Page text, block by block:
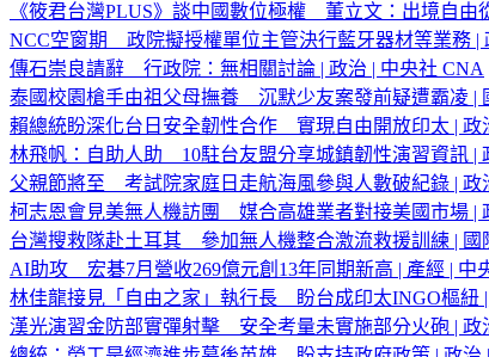
《筱君台灣PLUS》談中國數位極權 董立文：出境自
NCC空窗期 政院擬授權單位主管決行藍牙器材等業務 |
傳石崇良請辭 行政院：無相關討論 | 政治 | 中央社 CNA
泰國校園槍手由祖父母撫養 沉默少友案發前疑遭霸凌 |
賴總統盼深化台日安全韌性合作 實現自由開放印太 | 政
林飛帆：自助人助 10駐台友盟分享城鎮韌性演習資訊 |
父親節將至 考試院家庭日走航海風參與人數破紀錄 | 政
柯志恩會見美無人機訪團 媒合高雄業者對接美國市場 |
台灣搜救隊赴土耳其 參加無人機整合激流救援訓練 | 國
AI助攻 宏碁7月營收269億元創13年同期新高 | 產經 | 中
林佳龍接見「自由之家」執行長 盼台成印太INGO樞紐 |
漢光演習金防部實彈射擊 安全考量未實施部分火砲 | 政